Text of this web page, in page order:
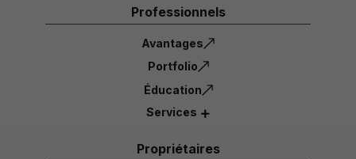
Professionnels
Avantages
Portfolio
Éducation
Services
Propriétaires